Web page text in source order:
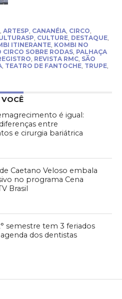
ARTESP CANANÉIA, CIRCO
CULTURE, DESTAQUE,
ITINERANTE, KOMBI NO
CIRCO SOBRE RODAS, PALHAÇA
REVISTA RMC, SÃO
, TEATRO DE FANTOCHE, TRUPE,
é igual:
entre
e cirurgia bariátrica
Caetano Veloso embala
no programa Cena
Brasil
semestre tem 3 feriados
dos dentistas